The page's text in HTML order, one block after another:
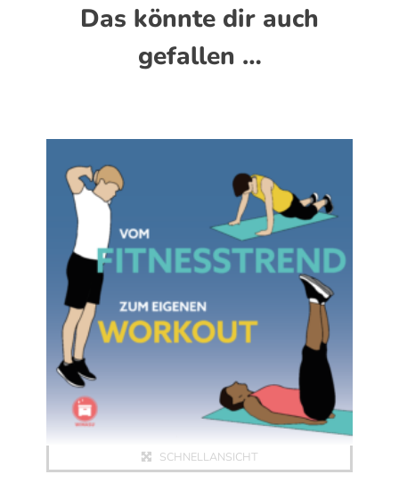
Das könnte dir auch
gefallen …
Dieses Produkt weist mehrere Varianten auf. Die Optionen können auf der Produktseite gewählt werden
SCHNELLANSICHT